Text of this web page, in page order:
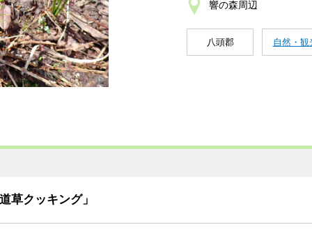
響の森周辺
八頭郡 自然・観
草クッキング」